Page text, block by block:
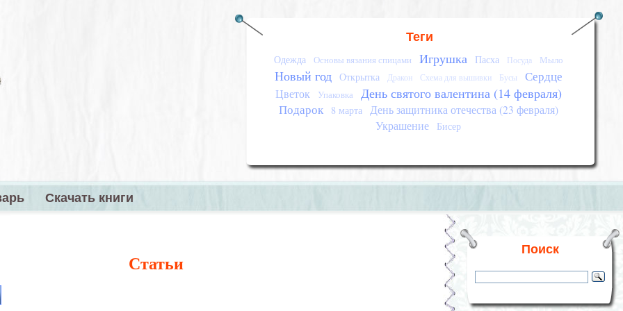
Теги
Одежда Основы вязания спицами Игрушка Пасха Посуда Мыло
Новый год Открытка Дракон Схема для вышивки Бусы Сердце
Цветок Упаковка День святого валентина (14 февраля)
Подарок 8 марта День защитника отечества (23 февраля)
Украшение
Бисер
Скачать книги
Статьи
Поиск